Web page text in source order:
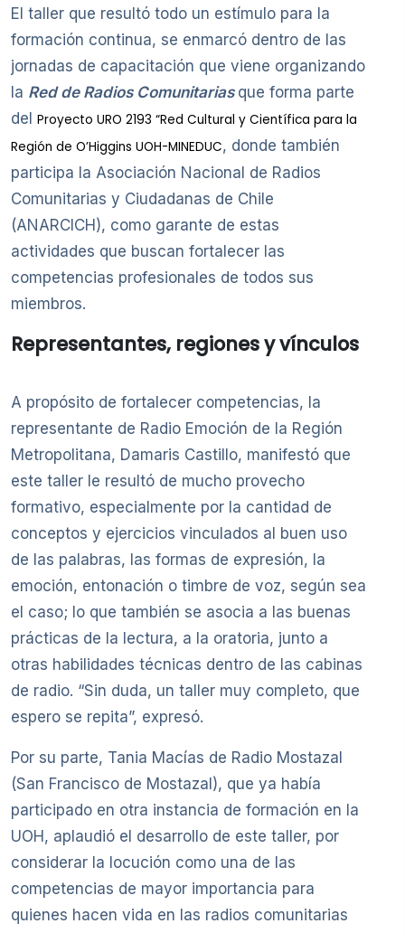
El taller que resultó todo un estímulo para la
formación continua, se enmarcó dentro de las
jornadas de capacitación que viene organizando
la Red de Radios Comunitarias que forma parte
del Proyecto URO 2193 “Red Cultural y Científica para la
Región de O’Higgins UOH-MINEDUC, donde también
participa la Asociación Nacional de Radios
Comunitarias y Ciudadanas de Chile
(ANARCICH), como garante de estas
actividades que buscan fortalecer las
competencias profesionales de todos sus
miembros.
Representantes, regiones y vínculos
A propósito de fortalecer competencias, la
representante de Radio Emoción de la Región
Metropolitana, Damaris Castillo, manifestó que
este taller le resultó de mucho provecho
formativo, especialmente por la cantidad de
conceptos y ejercicios vinculados al buen uso
de las palabras, las formas de expresión, la
emoción, entonación o timbre de voz, según sea
el caso; lo que también se asocia a las buenas
prácticas de la lectura, a la oratoria, junto a
otras habilidades técnicas dentro de las cabinas
de radio. “Sin duda, un taller muy completo, que
espero se repita”, expresó.
Por su parte, Tania Macías de Radio Mostazal
(San Francisco de Mostazal), que ya había
participado en otra instancia de formación en la
UOH, aplaudió el desarrollo de este taller, por
considerar la locución como una de las
competencias de mayor importancia para
quienes hacen vida en las radios comunitarias